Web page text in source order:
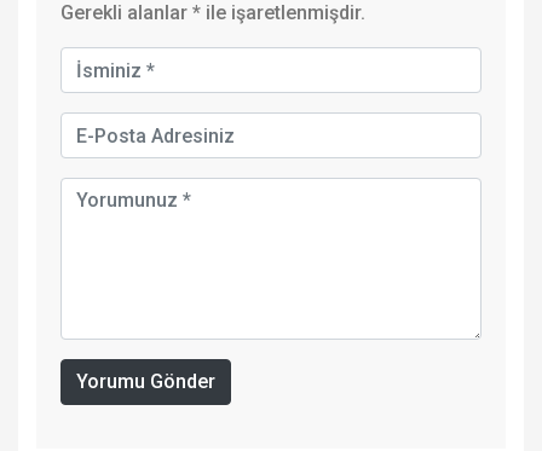
Gerekli alanlar * ile işaretlenmişdir.
Yorumu Gönder